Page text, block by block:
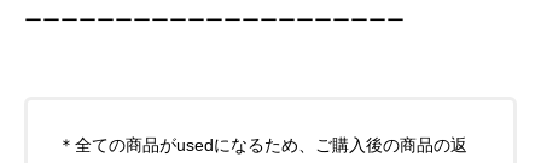
ーーーーーーーーーーーーーーーーーーーーー
＊全ての商品がusedになるため、ご購入後の商品の返